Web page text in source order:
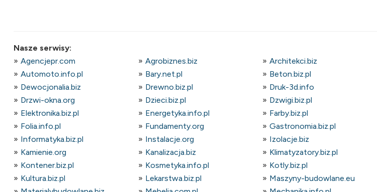
Nasze serwisy:
Agencjepr.com
Agrobiznes.biz Architekci.biz
Automoto.info.pl
Bary.net.pl Beton.biz.pl
Dewocjonalia.biz
Drewno.biz.pl Druk-3d.info
Drzwi-okna.org
Dzieci.biz.pl Dzwigi.biz.pl
Elektronika.biz.pl
Energetyka.info.pl Farby.biz.pl
Folia.info.pl
Fundamenty.org Gastronomia.biz.pl
Informatyka.biz.pl
Instalacje.org Izolacje.biz
Kamienie.org
Kanalizacja.biz Klimatyzatory.biz.pl
Kontener.biz.pl
Kosmetyka.info.pl Kotly.biz.pl
Kultura.biz.pl
Lekarstwa.biz.pl Maszyny-budowlane.eu